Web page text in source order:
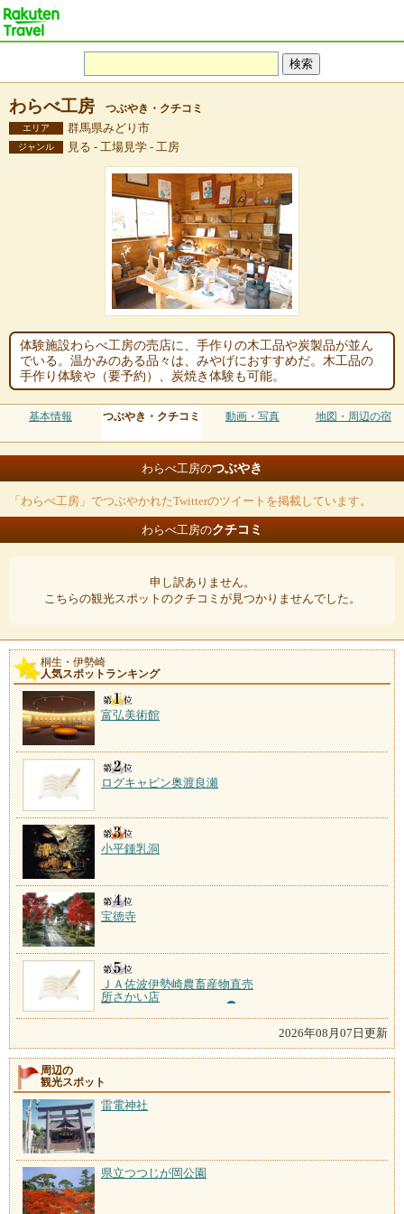
わらべ工房 つぶやき・クチコミ
エリア 群馬県みどり市
ジャンル 見る - 工場見学 - 工房
体験施設わらべ工房の売店に、手作りの木工品や炭製品が並ん
でいる。温かみのある品々は、みやげにおすすめだ。木工品の
手作り体験や（要予約）、炭焼き体験も可能。
基本情報 つぶやき・クチコミ 動画・写真 地図・周辺の宿
わらべ工房のつぶやき
「わらべ工房」でつぶやかれたTwitterのツイートを掲載しています。
わらべ工房のクチコミ
申し訳ありません。
こちらの観光スポットのクチコミが見つかりませんでした。
桐生・伊勢崎
人気スポットランキング
富弘美術館
ログキャビン奥渡良瀬
小平鍾乳洞
宝徳寺
ＪＡ佐波伊勢崎農畜産物直売
所さかい店
2026年08月07日更新
周辺の
観光スポット
雷電神社
県立つつじが岡公園